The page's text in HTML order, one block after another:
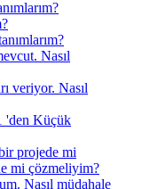
Nasıl
veriyor. Nasıl
'den Küçük
projede mi
mi çözmeliyim?
Nasıl müdahale